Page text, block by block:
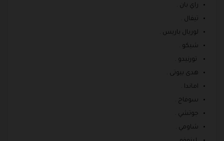
راي بان .
تيفال .
لوريال باريس .
شيكو .
تورنيدو .
هدى بيوتى .
اماندا .
سوفاج .
جوتشي .
شاومي .